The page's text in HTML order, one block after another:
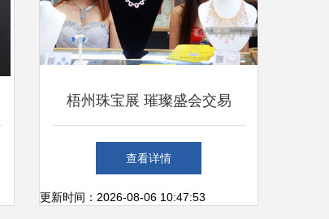
梧州珠宝展 璀璨盛会交易
忙，四方客商聚一堂
查看详情
更新时间：2026-08-06 10:47:53